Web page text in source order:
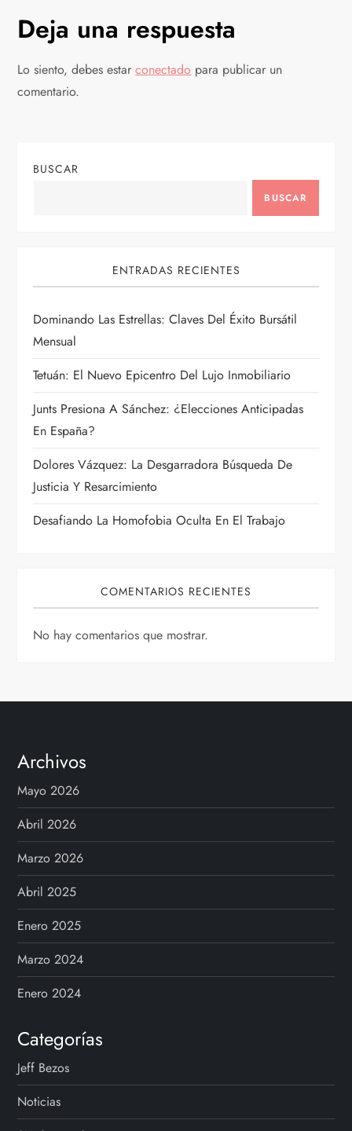
g
a
c
ó
e
e
n
t
r
a
d
Deja una respuesta
Lo siento, debes estarconectado para publicar un
comentario.
BUSCAR
BUSCAR
ENTRADAS RECIENTES
Dominando Las Estrellas: Claves Del Éxito Bursátil
Mensual
Tetuán: El Nuevo Epicentro Del Lujo Inmobiliario
Junts Presiona A Sánchez: ¿Elecciones Anticipadas
En España?
Dolores Vázquez: La Desgarradora Búsqueda De
Justicia Y Resarcimiento
Desafiando La Homofobia Oculta En El Trabajo
COMENTARIOS RECIENTES
No hay comentarios que mostrar.
Archivos
Mayo 2026
Abril 2026
Marzo 2026
Abril 2025
Enero 2025
Marzo 2024
Enero 2024
Categorías
Jeff Bezos
Noticias